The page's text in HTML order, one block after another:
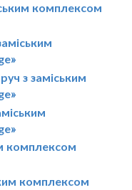
комплексом
з заміським
комплексом
комплексом